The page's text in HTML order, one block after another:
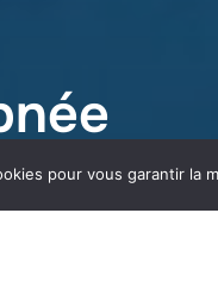
pour vous garantir la